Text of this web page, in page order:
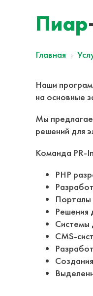
Пиар
Главная
Наши
на основные
Мы
решений для
Команда PR-
PHP
Порталы
Решения
Системы
CMS-